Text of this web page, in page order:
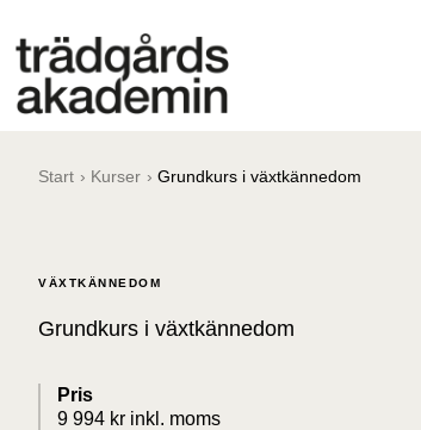
Start › Kurser › Grundkurs i växtkännedom
VÄXTKÄNNEDOM
Grundkurs i växtkännedom
Pris
9 994 kr inkl. moms